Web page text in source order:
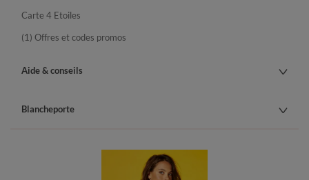
Carte 4 Etoiles
(1) Offres et codes promos
Aide & conseils
Blancheporte